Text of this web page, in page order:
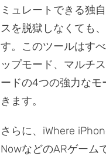
ミュレートできる独
スを脱獄しなくても
す。このツールはす
ップモード、マルチ
ードの4つの強力な
きます。
さらに、iWhere
NowなどのARゲーム